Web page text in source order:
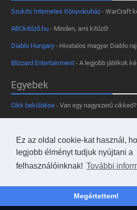
Ez az oldal cookie-kat használ,
legjobb élményt tudjuk nyújtani a
felhasználóinknak! További
Megértettem!
Szukits Internetes Könyváruház - WarCraft
ABCkitűző.hu - Minden, ami kitűző!
Diablo Hungary - Hivatalos magyar Diablo
Blizzard Entertainment - A legjobb játékok
Egyebek
Cikk beküldése - Van egy nagyszerű
- Tetszik az oldal?
Kapcsolat, médiaajánlat- Lépj velünk
Használd a tooltipünket- A saját oldaladon is!
© 2013 - 2026 Hearthstone Hungary v31.3.0. - Borovi